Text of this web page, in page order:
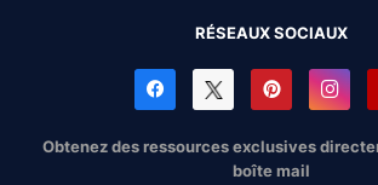
RÉSEAUX SOCIAUX
Obtenez des ressources exclusives
boîte mail